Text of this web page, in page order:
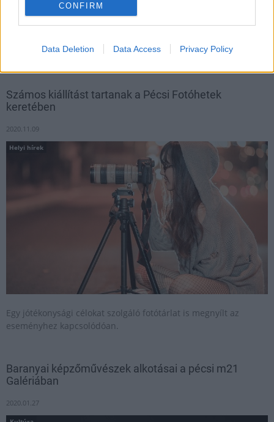
CONFIRM
Data Deletion Data Access Privacy Policy
A tárlat csaknem száz művön keresztül mutatja be, hogy Nemes
elmúlt évtizedekben.
Számos kiállítást tartanak a Pécsi Fotóhetek
keretében
2020.11.09
Helyi hírek
Egy jótékonysági célokat szolgáló fotótárlat is megnyílt az
eseményhez kapcsolódóan.
Baranyai képzőművészek alkotásai a pécsi m21
Galériában
2020.01.27